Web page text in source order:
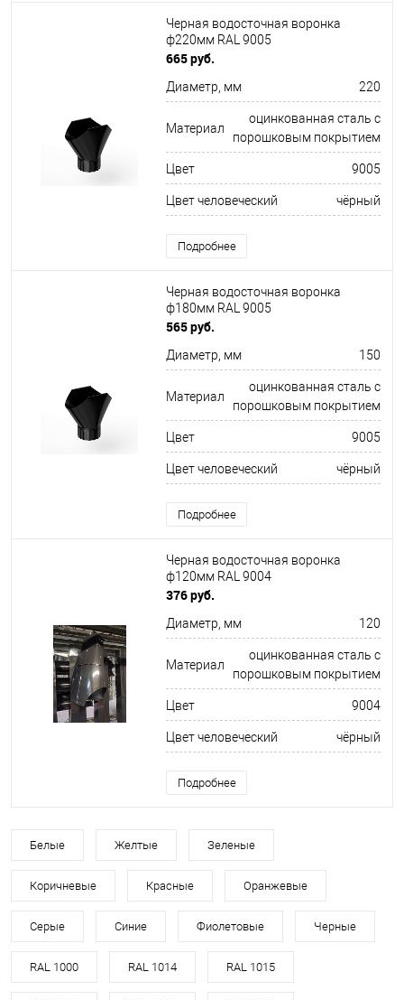
Черная водосточная воронка
ф220мм RAL 9005
665 руб.
Диаметр, мм 220
Материал
оцинкованная сталь с
порошковым покрытием
Цвет 9005
Цвет человеческий чёрный
Подробнее
Черная водосточная воронка
ф180мм RAL 9005
565 руб.
Диаметр, мм 150
Материал
оцинкованная сталь с
порошковым покрытием
Цвет 9005
Цвет человеческий чёрный
Подробнее
Черная водосточная воронка
ф120мм RAL 9004
376 руб.
Диаметр, мм 120
Материал
оцинкованная сталь с
порошковым покрытием
Цвет 9004
Цвет человеческий чёрный
Подробнее
Белые Желтые Зеленые
Коричневые Красные Оранжевые
Серые Синие Фиолетовые Черные
RAL 1000 RAL 1014 RAL 1015